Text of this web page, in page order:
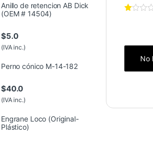
No
Anillo de retencion AB Dick
(OEM # 14504)
$5.0
(IVA inc.)
Perno cónico M-14-182
$40.0
(IVA inc.)
Engrane Loco (Original-
Plástico)